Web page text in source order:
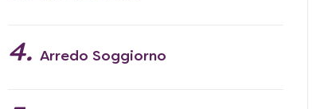
Arredo Soggiorno